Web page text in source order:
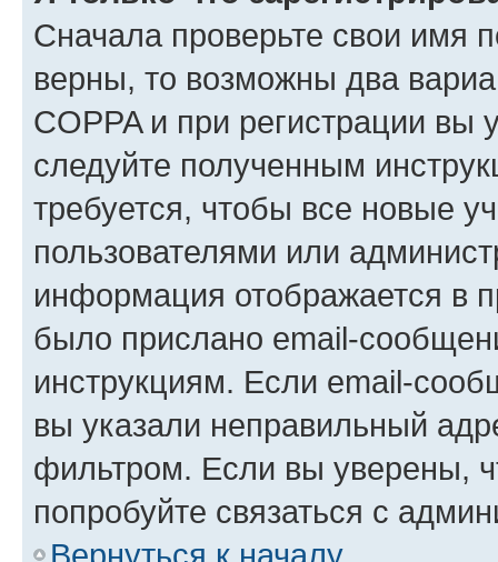
Сначала проверьте свои имя
верны, то возможны два
COPPA и при регистрации вы
следуйте полученным
требуется, чтобы все новые
пользователями или
информация отображается в
было прислано email-
инструкциям. Если email-
вы указали неправильный
фильтром. Если вы уверены,
попробуйте связаться с
Вернуться к началу